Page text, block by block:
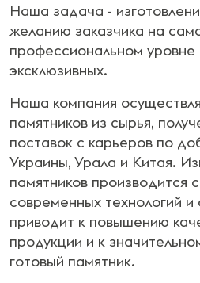
Наша задача -
желанию заказчика на
профессиональном
эксклюзивных.
Наша компания
памятников из сырья,
поставок с карьеров по
Украины, Урала и Китая.
памятников производится
современных технологий
приводит к повышению
продукции и к
готовый памятник.